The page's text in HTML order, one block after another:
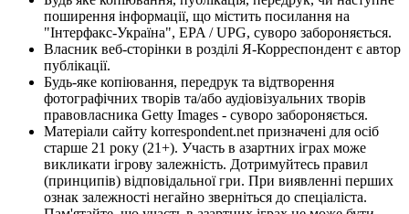
поширення інформації, що містить посилання на
"Інтерфакс-Україна", EPA / UPG, суворо забороняється.
Власник веб-сторінки в розділі Я-Корреспондент є автор
публікації.
Будь-яке копіювання, передрук та відтворення
фотографічних творів та/або аудіовізуальних творів
правовласника Getty Images - суворо забороняється.
Матеріали сайту korrespondent.net призначені для осіб
старше 21 року (21+). Участь в азартних іграх може
викликати ігрову залежність. Дотримуйтесь правил
(принципів) відповідальної гри. При виявленні перших
ознак залежності негайно зверніться до спеціаліста.